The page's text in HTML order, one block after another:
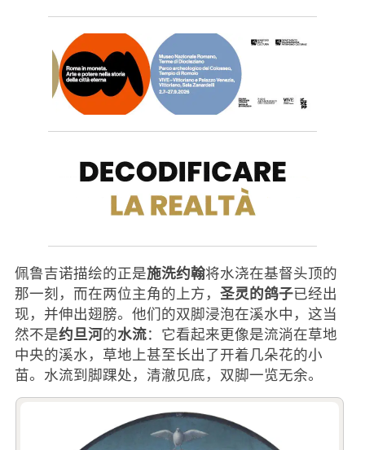
佩鲁吉诺描绘的正是施洗约翰将水浇在基督头顶的
那一刻，而在两位主角的上方， 圣灵的鸽子已经出
现，并伸出翅膀。他们的双脚浸泡在溪水中，这当
然不是约旦河的水流：它看起来更像是流淌在草地
中央的溪水，草地上甚至长出了开着几朵花的小
苗。水流到脚踝处，清澈见底，双脚一览无余。